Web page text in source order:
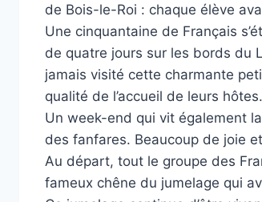
de Bois-le-Roi : chaque élève
Une cinquantaine de Français
de quatre jours sur les bords du
jamais visité cette charmante
qualité de l’accueil de leurs
Un week-end qui vit également
des fanfares. Beaucoup de joie et
Au départ, tout le groupe des
fameux chêne du jumelage qui